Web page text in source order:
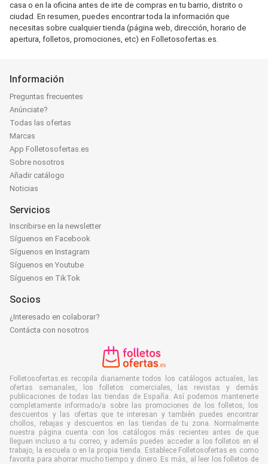
casa o en la oficina antes de irte de compras en tu barrio, distrito o
ciudad. En resumen, puedes encontrar toda la información que
necesitas sobre cualquier tienda (página web, dirección, horario de
apertura, folletos, promociones, etc) en Folletosofertas.es.
Información
Preguntas frecuentes
Anúnciate?
Todas las ofertas
Marcas
App Folletosofertas.es
Sobre nosotros
Añadir catálogo
Noticias
Servicios
Inscribirse en la newsletter
Síguenos en Facebook
Síguenos en Instagram
Síguenos en Youtube
Síguenos en TikTok
Socios
¿Interesado en colaborar?
Contácta con nosotros
Folletosofertas.es recopila diariamente todos los catálogos actuales, las
ofertas semanales, los folletos comerciales, las revistas y demás
publicaciones de todas las tiendas de España. Así podemos mantenerte
completamente informado/a sobre las promociones de los folletos, los
descuentos y las ofertas que te interesan y también puedes encontrar
chollos, rebajas y descuentos en las tiendas de tu zona. Normalmente
nuestra página cuenta con los catálogos más recientes antes de que
lleguen incluso a tu correo, y además puedes acceder a los folletos en el
trabajo, la escuela o en la propia tienda. Establece Folletosofertas.es como
favorita para ahorrar mucho tiempo y dinero. Es más, al leer los folletos de